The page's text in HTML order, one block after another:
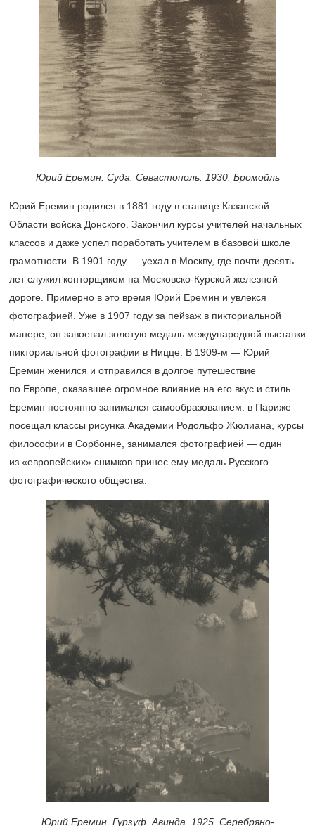
Юрий Еремин. Суда. Севастополь. 1930. Бромойль
Юрий Еремин родился в 1881 году в станице Казанской
Области войска Донского. Закончил курсы учителей начальных
классов и даже успел поработать учителем в базовой школе
грамотности. В 1901 году — уехал в Москву, где почти десять
лет служил конторщиком на Московско-Курской железной
дороге. Примерно в это время Юрий Еремин и увлекся
фотографией. Уже в 1907 году за пейзаж в пикториальной
манере, он завоевал золотую медаль международной выставки
пикториальной фотографии в Ницце. В 1909-м — Юрий
Еремин женился и отправился в долгое путешествие
по Европе, оказавшее огромное влияние на его вкус и стиль.
Еремин постоянно занимался самообразованием: в Париже
посещал классы рисунка Академии Родольфо Жюлиана, курсы
философии в Сорбонне, занимался фотографией — один
из «европейских» снимков принес ему медаль Русского
фотографического общества.
Юрий Еремин. Гурзуф. Авинда. 1925. Серебряно-